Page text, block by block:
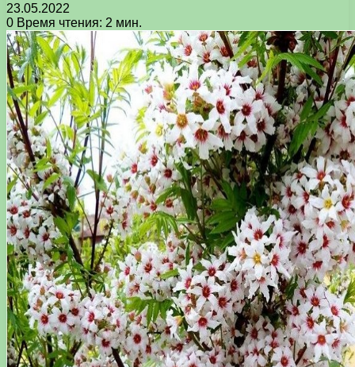
23.05.2022
0 Время чтения: 2 мин.